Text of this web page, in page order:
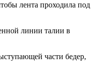
лента проходила под
линии талии в
части бедер,